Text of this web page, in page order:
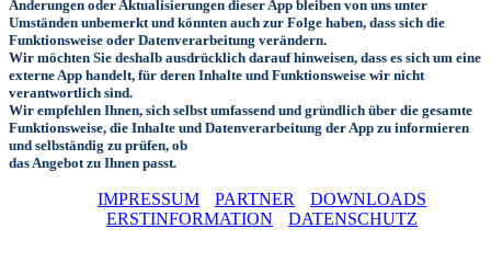
Änderungen oder Aktualisierungen dieser App bleiben von uns unter
Umständen unbemerkt und könnten auch zur Folge haben, dass sich die
Funktionsweise oder Datenverarbeitung verändern.
Wir möchten Sie deshalb ausdrücklich darauf hinweisen, dass es sich um eine
externe App handelt, für deren Inhalte und Funktionsweise wir nicht
verantwortlich sind.
Wir empfehlen Ihnen, sich selbst umfassend und gründlich über die gesamte
Funktionsweise, die Inhalte und Datenverarbeitung der App zu informieren
und selbständig zu prüfen, ob
das Angebot zu Ihnen passt.
IMPRESSUM PARTNER
DOWNLOADS
ERSTINFORMATION
DATENSCHUTZ